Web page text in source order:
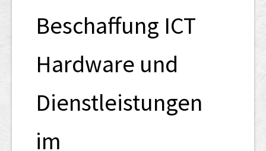
UID-Register
Beschaffung ICT
Hardware und
Dienstleistungen
im